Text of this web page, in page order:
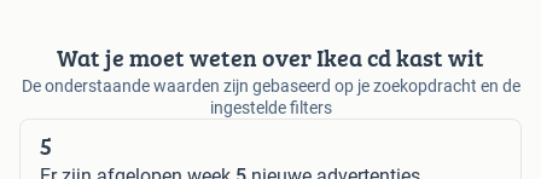
Wat je moet weten over Ikea cd kast wit
De onderstaande waarden zijn gebaseerd op je zoekopdracht en de
ingestelde filters
5